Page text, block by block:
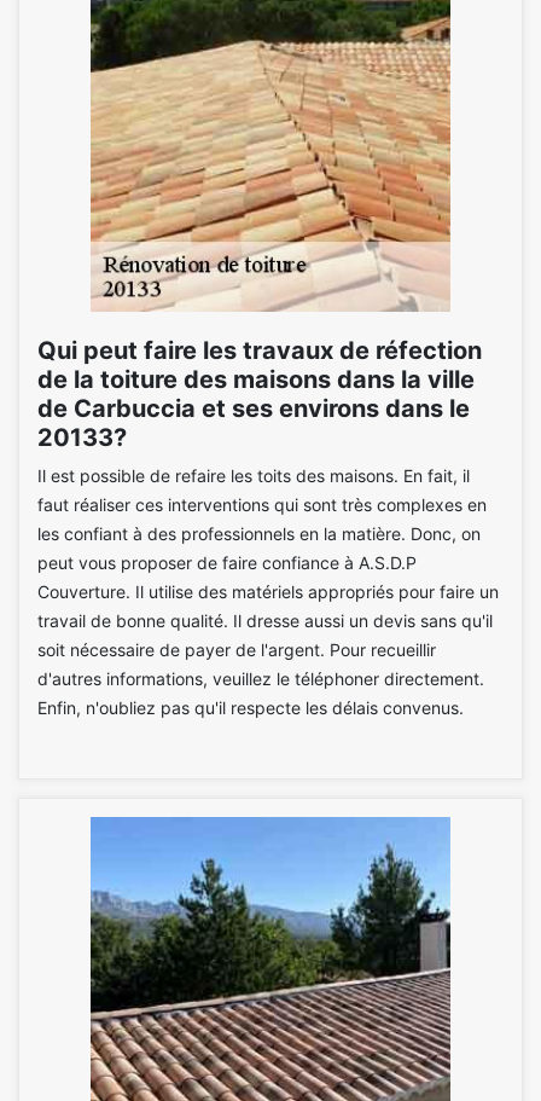
Qui peut faire les travaux de réfection
de la toiture des maisons dans la ville
de Carbuccia et ses environs dans le
20133?
Il est possible de refaire les toits des maisons. En fait, il
faut réaliser ces interventions qui sont très complexes en
les confiant à des professionnels en la matière. Donc, on
peut vous proposer de faire confiance à A.S.D.P
Couverture. Il utilise des matériels appropriés pour faire un
travail de bonne qualité. Il dresse aussi un devis sans qu'il
soit nécessaire de payer de l'argent. Pour recueillir
d'autres informations, veuillez le téléphoner directement.
Enfin, n'oubliez pas qu'il respecte les délais convenus.